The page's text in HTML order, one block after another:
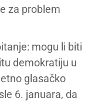
za problem
mogu li biti
demokratiju u
glasačko
6. januara, da